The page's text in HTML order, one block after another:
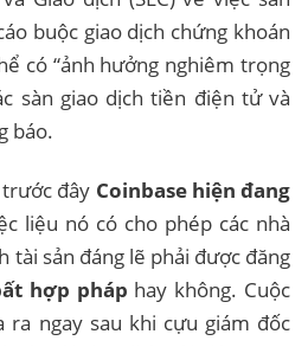
buộc giao dịch chứng khoán
có “ảnh hưởng nghiêm trọng
sàn giao dịch tiền điện tử và
báo.
đây Coinbase hiện đang
liệu nó có cho phép các nhà
tài sản đáng lẽ phải được đăng
hợp pháp hay không. Cuộc
ra ngay sau khi cựu giám đốc